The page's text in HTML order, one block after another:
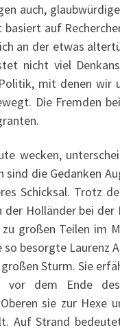
auch,
auf
an der etwas
nicht viel
mit denen wir
Die Fremden
wecken,
die Gedanken
Schicksal. Trotz
Holländer bei der
großen Teilen im
besorgte Laurenz
Sturm. Sie
dem Ende des
sie zur Hexe
Auf Strand